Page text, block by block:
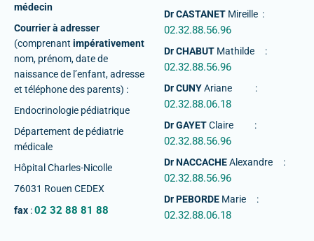
médecin
Courrier à adresser
(comprenant impérativement
nom, prénom, date de
naissance de l’enfant, adresse
et téléphone des parents) :
Endocrinologie pédiatrique
Département de pédiatrie
médicale
Hôpital Charles-Nicolle
76031 Rouen CEDEX
fax :02 32 88 81 88
Dr CASTANET Mireille :
02.32.88.56.96
Dr CHABUT Mathilde :
02.32.88.56.96
Dr CUNYAriane :
02.32.88.06.18
Dr GAYETClaire :
02.32.88.56.96
Dr NACCACHEAlexandre :
02.32.88.56.96
Dr PEBORDE Marie :
02.32.88.06.18